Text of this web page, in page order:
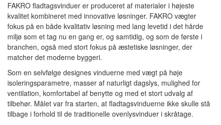
FAKRO fladtagsvinduer er produceret af materialer i højeste
kvalitet kombineret med innovative løsninger. FAKRO vægter
fokus på en både kvalitativ løsning med lang levetid i det hårde
miljø som et tag nu en gang er, og samtidig, og som de første i
branchen, også med stort fokus på æstetiske løsninger, der
matcher det moderne byggeri.
Som en selvfølge designes vinduerne med vægt på høje
isoleringsparametre, masser af naturligt dagslys, mulighed for
ventilation, komfortabel af benytte og med et stort udvalg af
tilbehør. Målet var fra starten, at fladtagsvinduerne ikke skulle stå
tilbage i forhold til de traditionelle ovenlysvinduer i skråtage.